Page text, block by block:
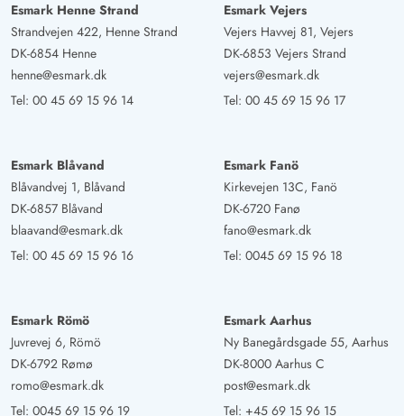
Sauna waren unsere absoluten Highlights. Das Haus ist
etwas klein für 8 Leute, für uns 5 Erwachsene war es sehr
passend. Das Bad im Hauptbereich ist etwas klein,
weshalb wir meist das Bad im Poolbereich nutzten. Die
aber durch Kicker und Dartscheibe auch sehr gut
beschäftigen. Wir würden das Haus wieder buchen!
4.5 von 5
4.5 von 5
4.5 out of 5
07/10/2024
zum entspannen, sich wohlfühlen und Spaß haben. Gut
durchdachtes, modernes Wohnkonzept. Super
Kundendienst und sehr höflicher, wertschätzender
Umgang. Wichtigste Tipps, Hinweise und Empfehlungen
Esmark Henne Strand
Strandvejen 422, Henne Strand
DK-6854 Henne
henne@esmark.dk
Tel: 00 45 69 15 96 14
Esmark Vejers
Vejers Havvej 81, Vejers
DK-6853 Vejers Strand
vejers@esmark.dk
Tel: 00 45 69 15 96 17
Esmark Blåvand
Blåvandvej 1, Blåvand
DK-6857 Blåvand
blaavand@esmark.dk
Tel: 00 45 69 15 96 16
Esmark Fanö
Kirkevejen 13C, Fanö
DK-6720 Fanø
fano@esmark.dk
Tel: 0045 69 15 96 18
Esmark Römö
Juvrevej 6, Römö
DK-6792 Rømø
romo@esmark.dk
Tel: 0045 69 15 96 19
Esmark Aarhus
Ny Banegårdsgade 55, Aarhus
DK-8000 Aarhus C
post@esmark.dk
Tel: +45 69 15 96 15